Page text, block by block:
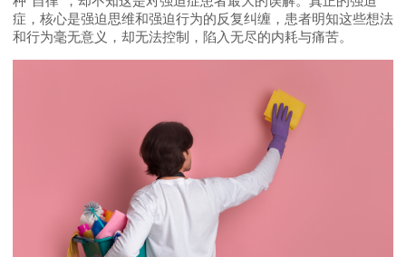
症，核心是强迫思维和强迫行为的反复纠缠，患者明知这些想法
和行为毫无意义，却无法控制，陷入无尽的内耗与痛苦。